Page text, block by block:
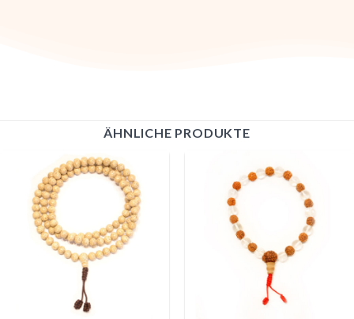
ÄHNLICHE PRODUKTE